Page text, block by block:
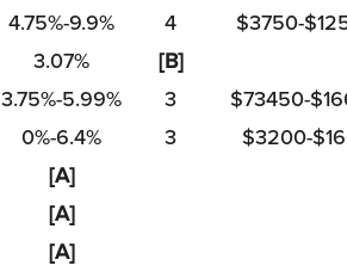
4.75%-9.9% 4
$3750-
3.07%
[B]
3.75%-5.99% 3
$73450-
0%-6.4% 3
$3200-
[A]
[A]
[A]